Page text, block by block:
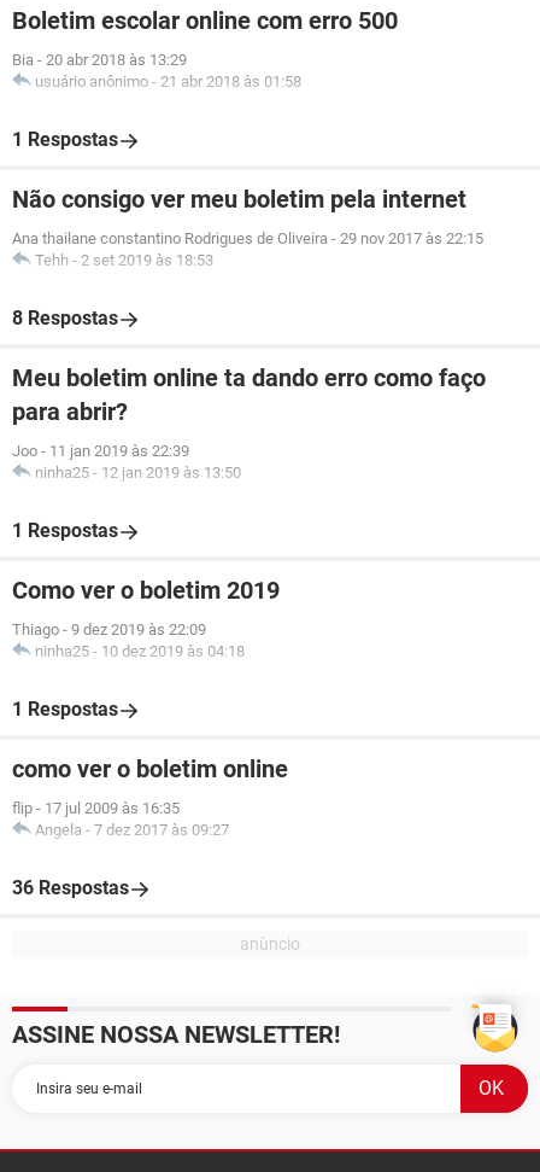
Boletim escolar online com erro 500
Bia - 20 abr 2018 às 13:29
usuário anônimo - 21 abr 2018 às 01:58
1 Respostas
Não consigo ver meu boletim pela internet
Ana thailane constantino Rodrigues de Oliveira - 29 nov 2017 às 22:15
Tehh - 2 set 2019 às 18:53
8 Respostas
Meu boletim online ta dando erro como faço
para abrir?
Joo - 11 jan 2019 às 22:39
ninha25 - 12 jan 2019 às 13:50
1 Respostas
Como ver o boletim 2019
Thiago - 9 dez 2019 às 22:09
ninha25 - 10 dez 2019 às 04:18
1 Respostas
como ver o boletim online
flip - 17 jul 2009 às 16:35
Angela - 7 dez 2017 às 09:27
36 Respostas
ASSINE NOSSA NEWSLETTER!